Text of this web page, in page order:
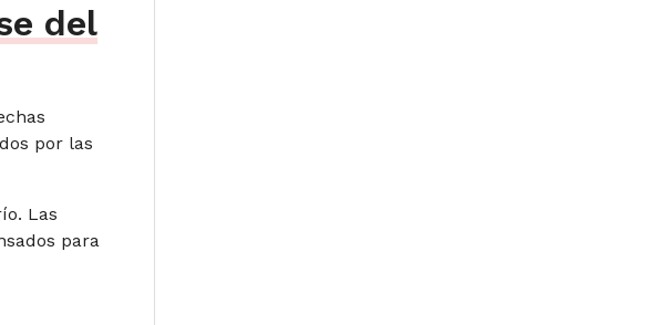
del
por las
Las
para